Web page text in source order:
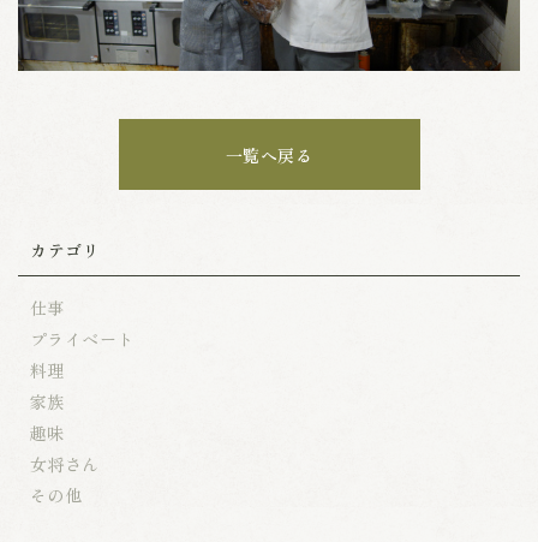
一覧へ戻る
カテゴリ
仕事
プライベート
料理
家族
趣味
女将さん
その他